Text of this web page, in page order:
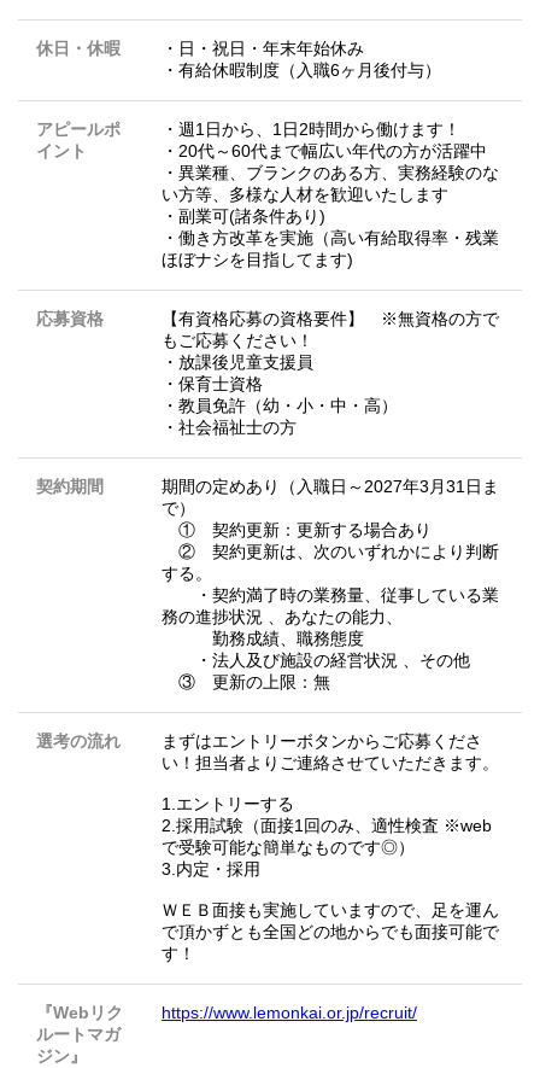
休日・休暇
・日・祝日・年末年始休み
・有給休暇制度（入職6ヶ月後付与）
アピールポ
イント
・週1日から、1日2時間から働けます！
・20代～60代まで幅広い年代の方が活躍中
・異業種、ブランクのある方、実務経験のな
い方等、多様な人材を歓迎いたします
・副業可(諸条件あり)
・働き方改革を実施（高い有給取得率・残業
ほぼナシを目指してます)
応募資格
【有資格応募の資格要件】 ※無資格の方で
もご応募ください！
・放課後児童支援員
・保育士資格
・教員免許（幼・小・中・高）
・社会福祉士の方
契約期間
期間の定めあり（入職日～2027年3月31日ま
で）
① 契約更新：更新する場合あり
② 契約更新は、次のいずれかにより判断
する。
・契約満了時の業務量、従事している業
務の進捗状況 、あなたの能力、
勤務成績、職務態度
・法人及び施設の経営状況 、その他
③ 更新の上限：無
選考の流れ
まずはエントリーボタンからご応募くださ
い！担当者よりご連絡させていただきます。
1.エントリーする
2.採用試験（面接1回のみ、適性検査 ※web
で受験可能な簡単なものです◎）
3.内定・採用
ＷＥＢ面接も実施していますので、足を運ん
で頂かずとも全国どの地からでも面接可能で
す！
『Webリク
ルートマガ
ジン』
https://www.lemonkai.or.jp/recruit/